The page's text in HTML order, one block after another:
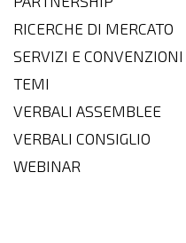
RICERCHE DI MERCATO
SERVIZI E CONVENZIONI
TEMI
VERBALI ASSEMBLEE
VERBALI CONSIGLIO
WEBINAR